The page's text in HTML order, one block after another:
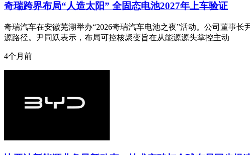
奇瑞跨界布局“人造太阳” 全固态电池2027年上车验证
奇瑞汽车在安徽芜湖举办“2026奇瑞汽车电池之夜”活动。公司董事
源路径。尹同跃表示，布局可控核聚变旨在从能源源头掌控主动
4个月前